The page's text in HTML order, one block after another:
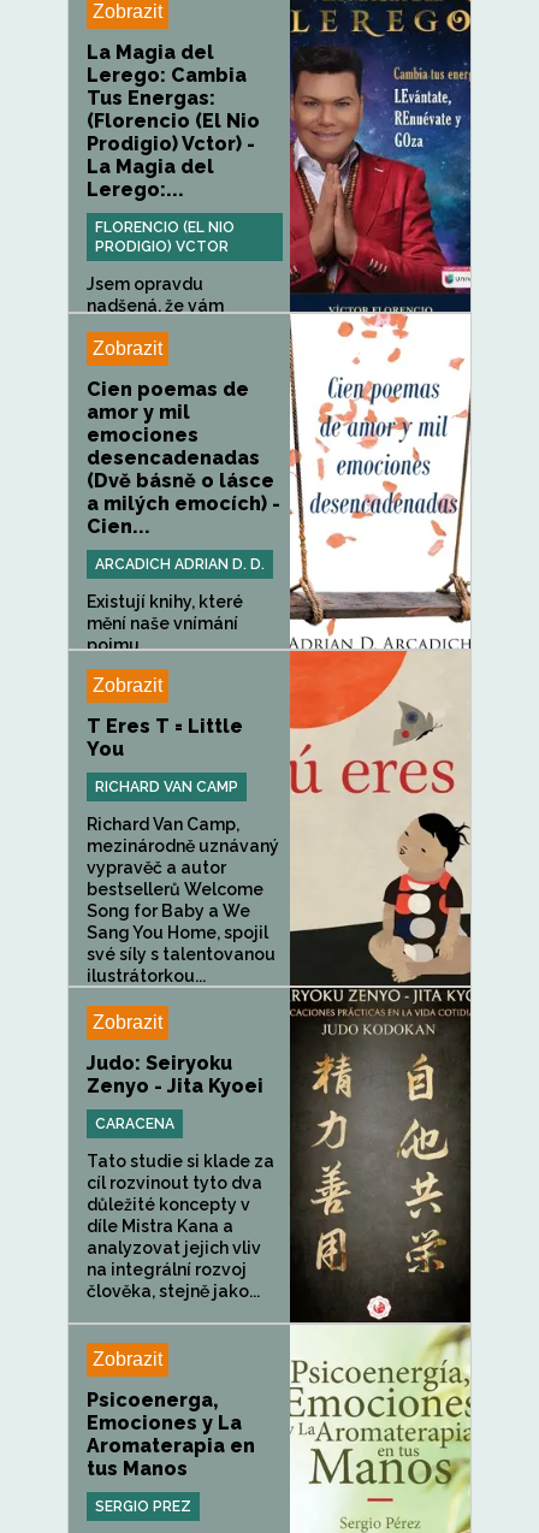
Zobrazit
La Magia del
Lerego: Cambia
Tus Energas:
(Florencio (El Nio
Prodigio) Vctor) -
La Magia del
Lerego:...
FLORENCIO (EL NIO
PRODIGIO) VCTOR
Jsem opravdu
nadšená, že vám
Zobrazit
Cien poemas de
amor y mil
emociones
desencadenadas
(Dvě básně o lásce
a milých emocích) -
Cien...
ARCADICH ADRIAN D. D.
Existují knihy, které
mění naše vnímání
pojmu...
Zobrazit
T Eres T = Little
You
RICHARD VAN CAMP
Richard Van Camp,
mezinárodně uznávaný
vypravěč a autor
bestsellerů Welcome
Song for Baby a We
Sang You Home, spojil
své síly s talentovanou
ilustrátorkou...
Zobrazit
Judo: Seiryoku
Zenyo - Jita Kyoei
CARACENA
Tato studie si klade za
cíl rozvinout tyto dva
důležité koncepty v
díle Mistra Kana a
analyzovat jejich vliv
na integrální rozvoj
člověka, stejně jako...
Zobrazit
Psicoenerga,
Emociones y La
Aromaterapia en
tus Manos
SERGIO PREZ